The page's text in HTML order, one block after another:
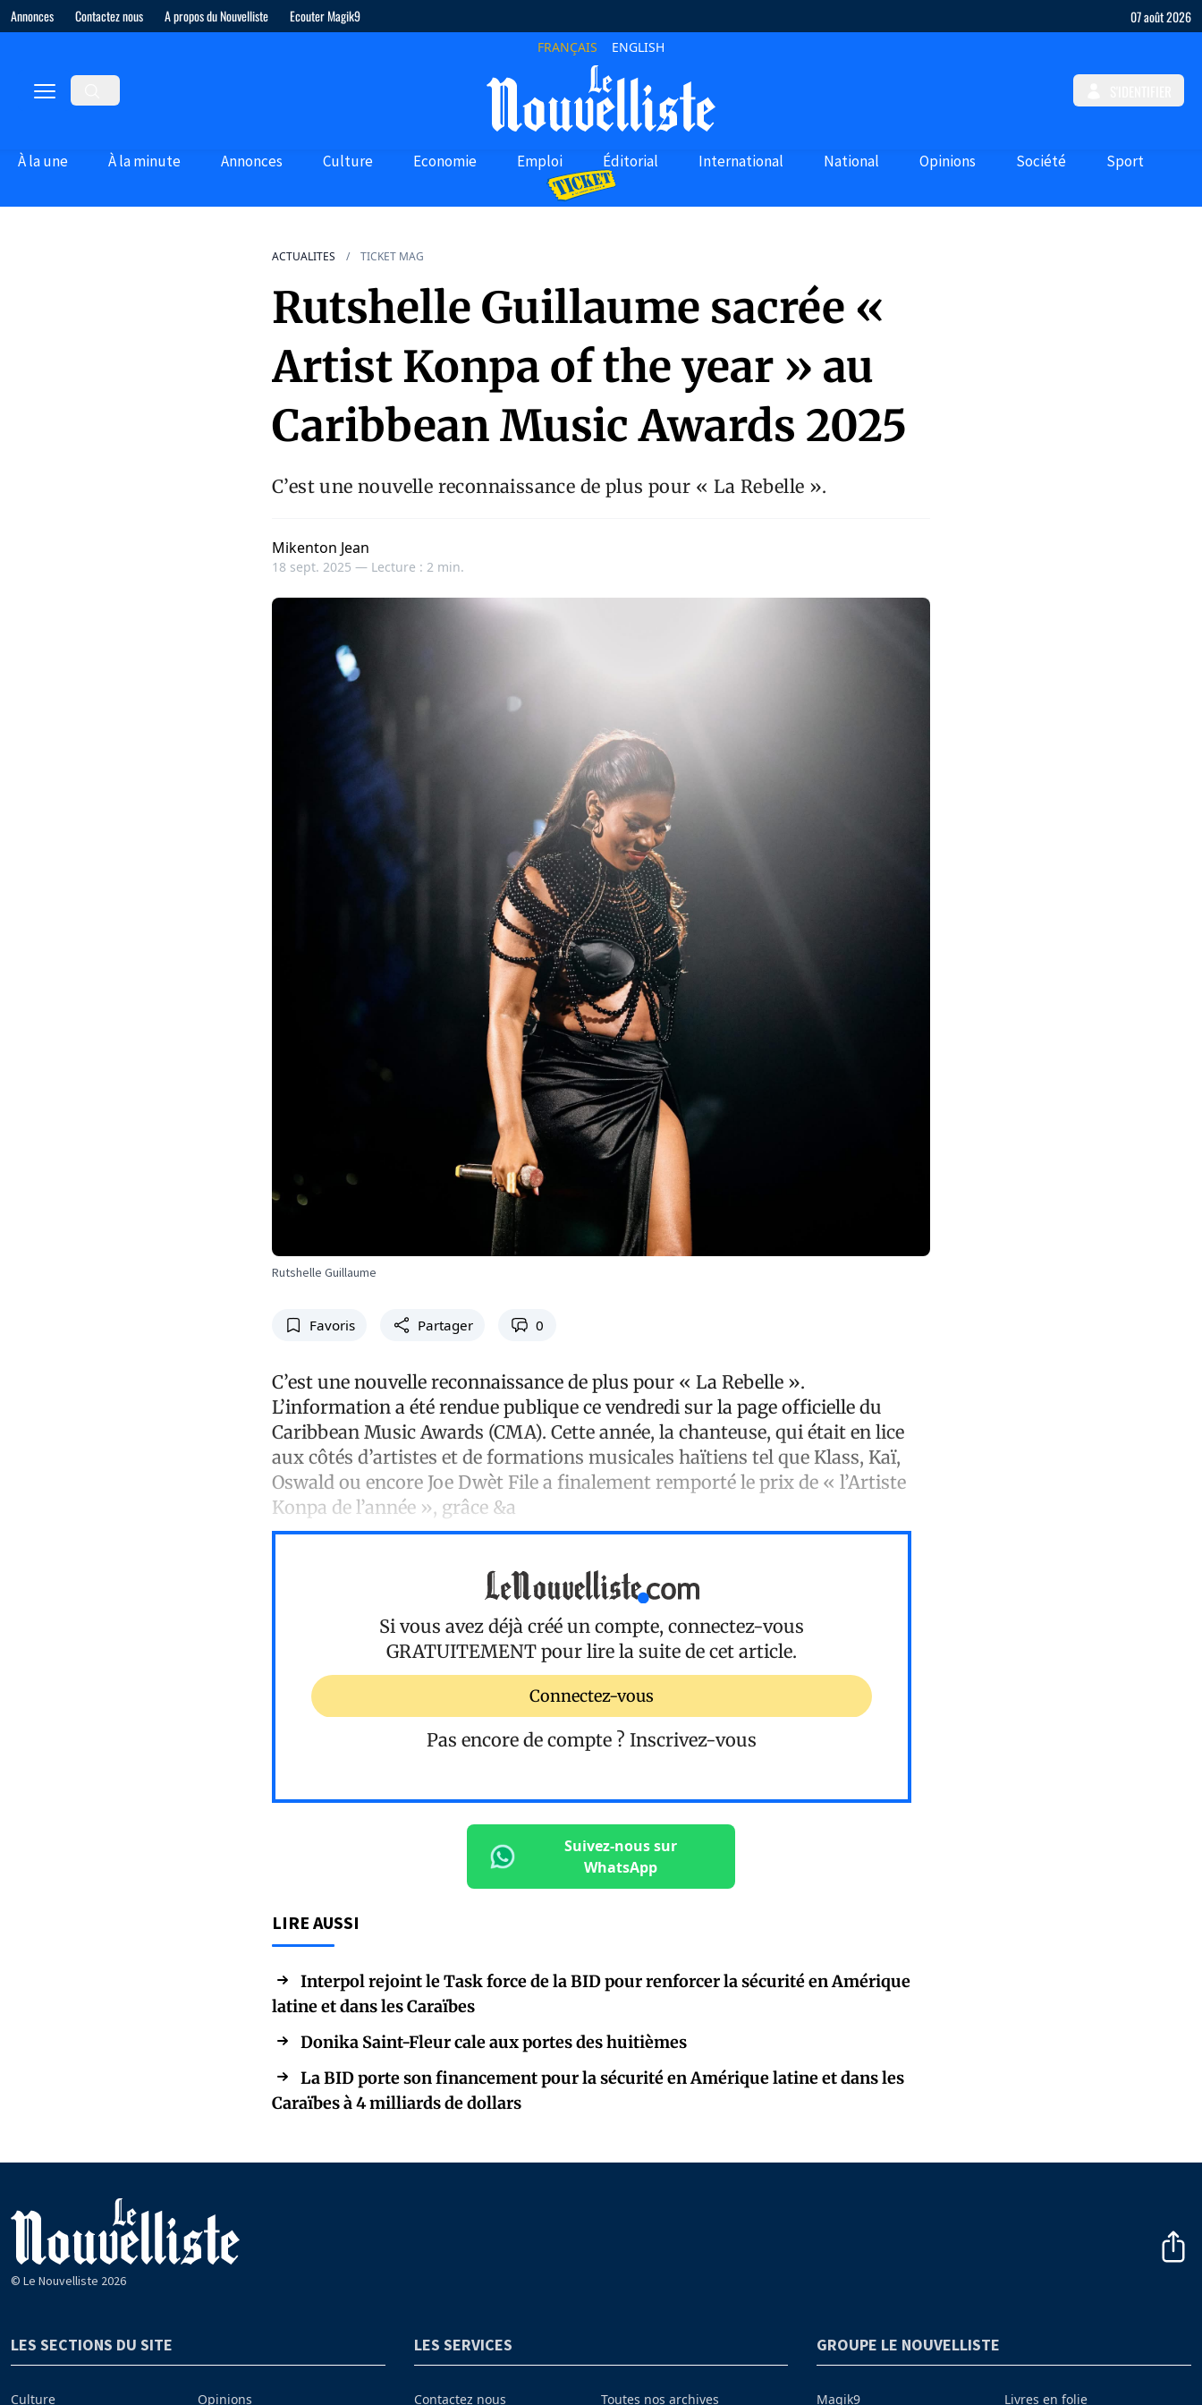
Annonces Contactez nous A propos du Nouvelliste Ecouter Magik9 07 août 2026
FRANÇAIS ENGLISH
À la une À la minute Annonces Culture Economie Emploi Éditorial International National Opinions Société Sport
ACTUALITES TICKET MAG
Rutshelle Guillaume sacrée «
Artist Konpa of the year » au
Caribbean Music Awards 2025
C’est une nouvelle reconnaissance de plus pour « La Rebelle ».
Mikenton Jean
18 sept. 2025 — Lecture : 2 min.
Rutshelle Guillaume
Favoris Partager 0
C’est une nouvelle reconnaissance de plus pour « La Rebelle ».
L’information a été rendue publique ce vendredi sur la page officielle du
Caribbean Music Awards (CMA). Cette année, la chanteuse, qui était en lice
aux côtés d’artistes et de formations musicales haïtiens tel que Klass, Kaï,
Oswald ou encore Joe Dwèt File a finalement remporté le prix de « l’Artiste
Konpa de l’année », grâce &a
Si vous avez déjà créé un compte, connectez-vous
GRATUITEMENT pour lire la suite de cet article.
Connectez-vous
Pas encore de compte ? Inscrivez-vous
Suivez-nous sur
WhatsApp
LIRE AUSSI
Interpol rejoint le Task force de la BID pour renforcer la sécurité en Amérique
latine et dans les Caraïbes
Donika Saint-Fleur cale aux portes des huitièmes
La BID porte son financement pour la sécurité en Amérique latine et dans les
Caraïbes à 4 milliards de dollars
© Le Nouvelliste 2026
LES SECTIONS DU SITE
Culture Opinions
LES SERVICES
Contactez nous Toutes nos archives
GROUPE LE NOUVELLISTE
Magik9 Livres en folie